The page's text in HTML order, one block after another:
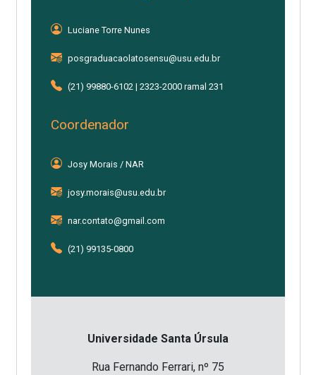
Luciane Torre Nunes
posgraduacaolatosensu@usu.edu.br
(21) 99880-6102 | 2323-2000 ramal 231
Coordenador
Josy Morais / NAR
josy.morais@usu.edu.br
nar.contato@gmail.com
(21) 99135-0800
Universidade Santa Úrsula
Rua Fernando Ferrari, nº 75